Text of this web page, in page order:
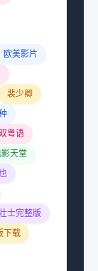
欧美影片
裴少卿
粤语
影天堂
士完整版
下载